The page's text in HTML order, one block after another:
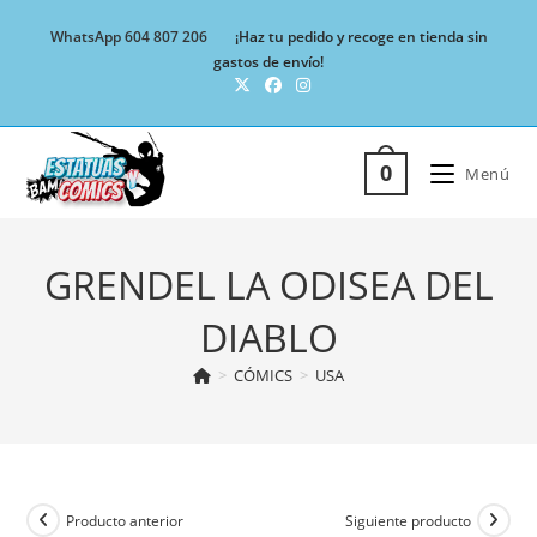
WhatsApp 604 807 206
¡Haz tu pedido y recoge en tienda sin
gastos de envío!
0 Menú
GRENDEL LA ODISEA DEL
DIABLO
> CÓMICS > USA
Producto anterior Siguiente producto